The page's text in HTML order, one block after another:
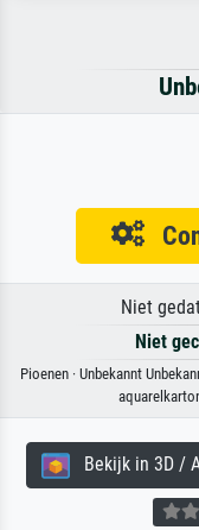
Niet
Niet
Pioenen · Unbekannt
Bekijk in 3D /